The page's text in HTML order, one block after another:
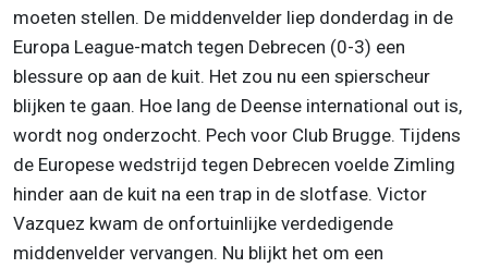
moeten stellen. De middenvelder liep donderdag in de
Europa League-match tegen Debrecen (0-3) een
blessure op aan de kuit. Het zou nu een spierscheur
blijken te gaan. Hoe lang de Deense international out is,
wordt nog onderzocht. Pech voor Club Brugge. Tijdens
de Europese wedstrijd tegen Debrecen voelde Zimling
hinder aan de kuit na een trap in de slotfase. Victor
Vazquez kwam de onfortuinlijke verdedigende
middenvelder vervangen. Nu blijkt het om een